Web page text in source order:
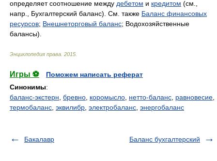
определяет соотношение между дебетом и кредитом (см.,
напр., Бухгалтерский баланс). См. также Баланс финансовых
ресурсов; Внешнеторговый баланс; Водохозяйственные
балансы).
Энциклопедия права 2015
Игры ⚽
Поможем написать реферат
Синонимы:
баланс-экстерн бревно коромысло нетто-баланс равновесие
термобаланс эквилибр электробаланс энергобаланс
Бакалавр Баланс бухгалтерский